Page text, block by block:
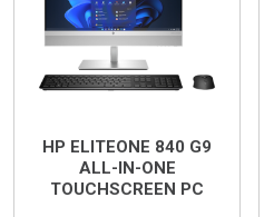
HP ELITEONE 840 G9
ALL-IN-ONE
TOUCHSCREEN PC